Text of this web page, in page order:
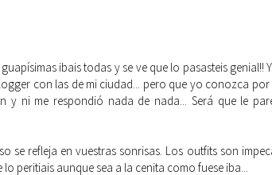
ibais todas y se ve que lo pasasteis genial!! Y
con las de mi ciudad... pero que yo conozca
y ni me respondió nada de nada... Será que le
se refleja en vuestras sonrisas. Los outfits son
peritiais aunque sea a la cenita como fuese iba...